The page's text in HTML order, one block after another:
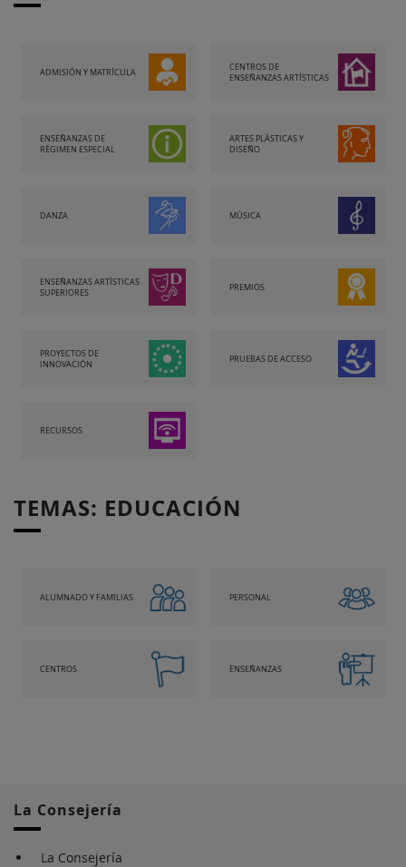
ADMISIÓN Y MATRÍCULA
CENTROS DE
ENSEÑANZAS ARTÍSTICAS
ENSEÑANZAS DE
RÉGIMEN ESPECIAL
ARTES PLÁSTICAS Y
DISEÑO
DANZA MÚSICA
ENSEÑANZAS ARTÍSTICAS
SUPERIORES
PREMIOS
PROYECTOS DE
INNOVACIÓN
PRUEBAS DE ACCESO
RECURSOS
TEMAS: EDUCACIÓN
ALUMNADO Y FAMILIAS PERSONAL
CENTROS ENSEÑANZAS
La Consejería
La Consejería